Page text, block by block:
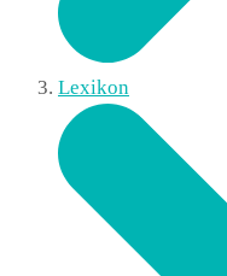
Lexikon